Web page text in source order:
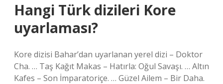
Hangi Türk dizileri Kore
uyarlaması?
Kore dizisi Bahar’dan uyarlanan yerel dizi – Doktor
Cha. … Taş Kağıt Makas – Hatırla: Oğul Savaşı. … Altın
Kafes – Son İmparatoriçe. … Güzel Ailem – Bir Daha.